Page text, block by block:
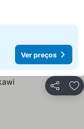
Ver preços
Partilhar